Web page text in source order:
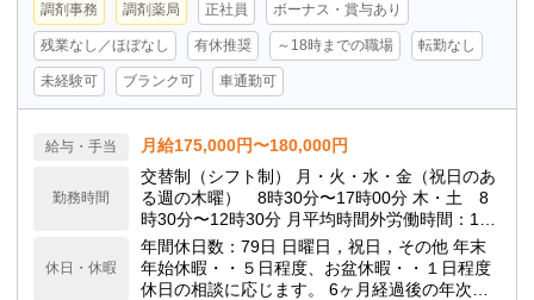
調剤事務 調剤薬局 正社員 ボーナス・賞与あり
残業なし／ほぼなし 有休推奨 ～18時までの職場 転勤なし
未経験可 ブランク可 車通勤可
給与・手当 月給175,000円〜180,000円
勤務時間
交替制（シフト制） 月・火・水・金（祝日のあ
る週の木曜） 8時30分〜17時00分 木・土 8
時30分〜12時30分 月平均時間外労働時間：1時
間 休憩：90分
休日・休暇
年間休日数：79日 日曜日，祝日，その他 年末
年始休暇・・５日程度、お盆休暇・・１日程度
休日の相談に応じます。 6ヶ月経過後の年次有